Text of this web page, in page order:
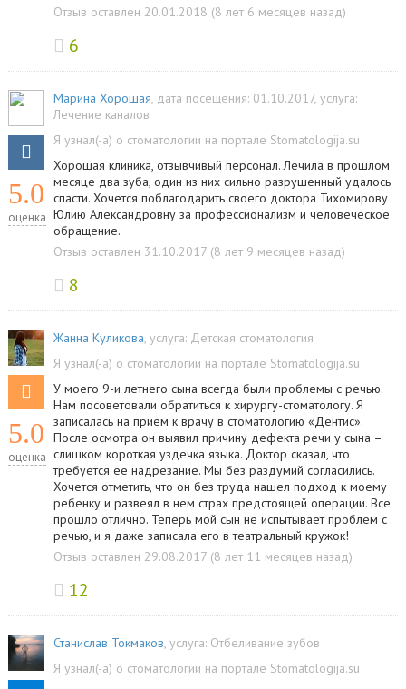
Отзыв оставлен 20.01.2018 (8 лет 6 месяцев назад)
6
5.0
оценка
Марина Хорошая, дата посещения: 01.10.2017, услуга:
Лечение каналов
Я узнал(-а) о стоматологии на портале Stomatologija.su
Хорошая клиника, отзывчивый персонал. Лечила в прошлом
месяце два зуба, один из них сильно разрушенный удалось
спасти. Хочется поблагодарить своего доктора Тихомирову
Юлию Александровну за профессионализм и человеческое
обращение.
Отзыв оставлен 31.10.2017 (8 лет 9 месяцев назад)
8
5.0
оценка
Жанна Куликова, услуга: Детская стоматология
Я узнал(-а) о стоматологии на портале Stomatologija.su
У моего 9-и летнего сына всегда были проблемы с речью.
Нам посоветовали обратиться к хирургу-стоматологу. Я
записалась на прием к врачу в стоматологию «Дентис».
После осмотра он выявил причину дефекта речи у сына –
слишком короткая уздечка языка. Доктор сказал, что
требуется ее надрезание. Мы без раздумий согласились.
Хочется отметить, что он без труда нашел подход к моему
ребенку и развеял в нем страх предстоящей операции. Все
прошло отлично. Теперь мой сын не испытывает проблем с
речью, и я даже записала его в театральный кружок!
Отзыв оставлен 29.08.2017 (8 лет 11 месяцев назад)
12
Станислав Токмаков, услуга: Отбеливание зубов
Я узнал(-а) о стоматологии на портале Stomatologija.su